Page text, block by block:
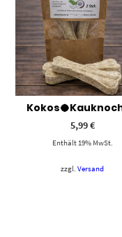
5,99€
Enthält 19% MwSt.
zzgl.Versand